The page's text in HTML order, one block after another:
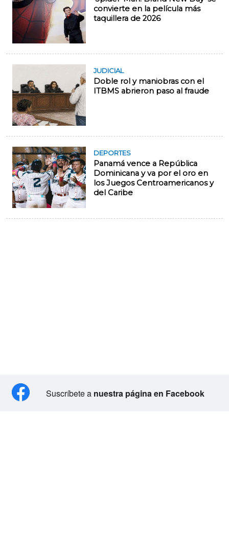
convierte en la película más
taquillera de 2026
JUDICIAL
Doble rol y maniobras con el
ITBMS abrieron paso al fraude
DEPORTES
Panamá vence a República
Dominicana y va por el oro en
los Juegos Centroamericanos y
del Caribe
Suscríbete a nuestra página en Facebook